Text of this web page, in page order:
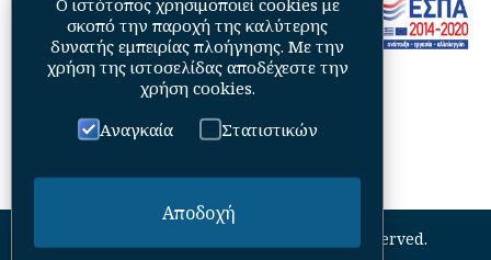
Academy of Athens. All Rights Reserved.
Ο ιστότοπος χρησιμοποιεί cookies με
σκοπό την παροχή της καλύτερης
δυνατής εμπειρίας πλοήγησης. Με την
χρήση της ιστοσελίδας αποδέχεστε την
χρήση cookies.
Αναγκαία
Στατιστικών
Αποδοχή